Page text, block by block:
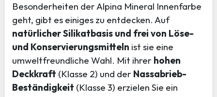
Besonderheiten der Alpina Mineral Innenfarbe
geht, gibt es einiges zu entdecken. Auf
natürlicher Silikatbasis und frei von Löse-
und Konservierungsmitteln ist sie eine
umweltfreundliche Wahl. Mit ihrer hohen
Deckkraft (Klasse 2) und der Nassabrieb-
Beständigkeit (Klasse 3) erzielen Sie ein